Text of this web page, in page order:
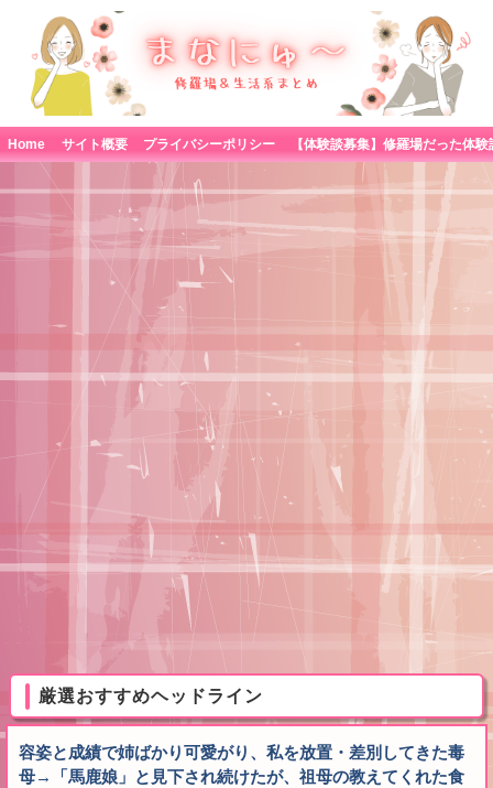
Home サイト概要 プライバシーポリシー
厳選おすすめヘッドライン
容姿と成績で姉ばかり可愛がり、私を放置・差別してきた毒
母→「馬鹿娘」と見下され続けたが、祖母の教えてくれた食